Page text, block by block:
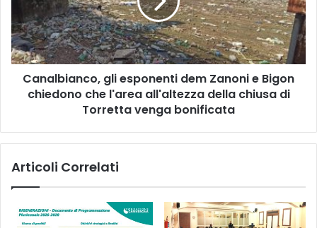
Zanoni
Bigon
chiedono
che
l'area
all'altezza
di
venga
Canalbianco, gli esponenti dem Zanoni e Bigon
chiedono che l'area all'altezza della chiusa di
Torretta venga bonificata
Articoli Correlati